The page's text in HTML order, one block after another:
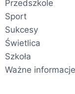
Przedszkole
Sport
Sukcesy
Świetlica
Szkoła
Ważne informacje